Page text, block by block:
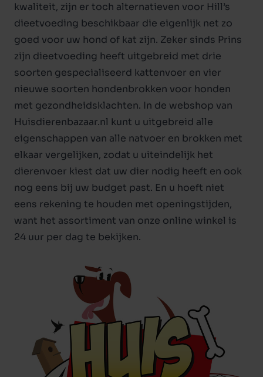
kwaliteit, zijn er toch alternatieven voor Hill’s
dieetvoeding beschikbaar die eigenlijk net zo
goed voor uw hond of kat zijn. Zeker sinds Prins
zijn dieetvoeding heeft uitgebreid met drie
soorten gespecialiseerd kattenvoer en vier
nieuwe soorten hondenbrokken voor honden
met gezondheidsklachten. In de webshop van
Huisdierenbazaar.nl kunt u uitgebreid alle
eigenschappen van alle natvoer en brokken met
elkaar vergelijken, zodat u uiteindelijk het
dierenvoer kiest dat uw dier nodig heeft en ook
nog eens bij uw budget past. En u hoeft niet
eens rekening te houden met openingstijden,
want het assortiment van onze online winkel is
24 uur per dag te bekijken.